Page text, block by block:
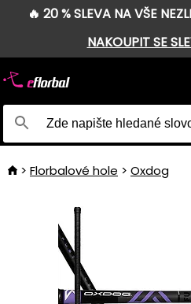
🔥 20 % SLEVA NA VŠE
NAKOUPIT SE
Florbalové hole Oxdog